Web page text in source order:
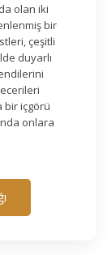
olan iki
bir
çeşitli
duyarlı
bir içgörü
onlara